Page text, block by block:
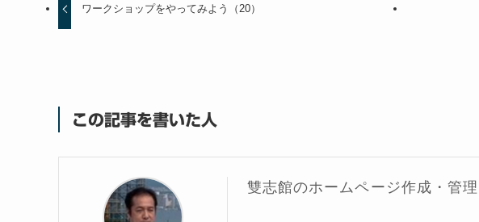
ワークショップをやってみよう（20）
この記事を書いた人
雙志館のホームページ作成・管理